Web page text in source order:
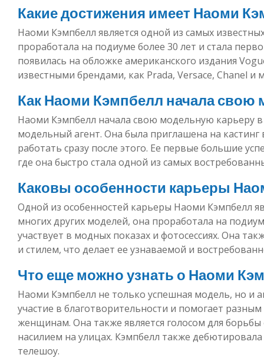
Какие достижения имеет Наоми
Наоми Кэмпбелл является одной из самых
проработала на подиуме более 30 лет и стала
появилась на обложке американского издания
известными брендами, как Prada, Versace, Chanel и
Как Наоми Кэмпбелл начала свою
Наоми Кэмпбелл начала свою модельную карьеру в
модельный агент. Она была приглашена на
работать сразу после этого. Ее первые большие
где она быстро стала одной из самых
Каковы особенности карьеры
Одной из особенностей карьеры Наоми Кэмпбелл
многих других моделей, она проработала на
участвует в модных показах и фотосессиях. Она
и стилем, что делает ее узнаваемой и
Что еще можно узнать о Наоми
Наоми Кэмпбелл не только успешная модель, но и
участие в благотворительности и помогает
женщинам. Она также является голосом для
насилием на улицах. Кэмпбелл также
телешоу.